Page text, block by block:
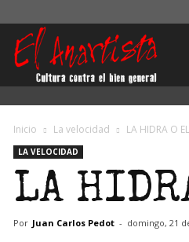
Inicio La velocidad LA HIDRA O
LA VELOCIDAD
LA
Por Juan Carlos Pedot - domingo, 21